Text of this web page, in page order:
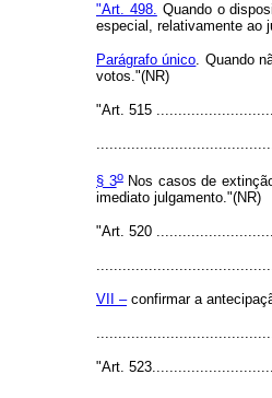
"Art. 498. Quando o
especial, relativamente ao
Parágrafo único . Quando
votos."(NR)
"Art. 515
§ 3oNos casos de
imediato julgamento."(NR)
"Art. 520
VII –confirmar a
"Art.